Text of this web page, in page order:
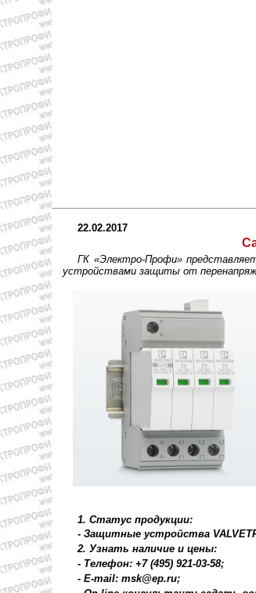
22.02.2017
ГК «Электро-Профи»
устройствами защиты от
1. Статус продукции:
- Защитные устройства
2. Узнать наличие и цены:
- Телефон: +7 (495) 921-03-58;
- E-mail: msk@ep.ru;